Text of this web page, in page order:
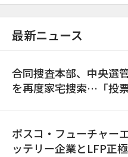
最新ニュース
合同捜査本部、中央選
を再度家宅捜索…「投
ポスコ・フューチャー
ッテリー企業とLFP正